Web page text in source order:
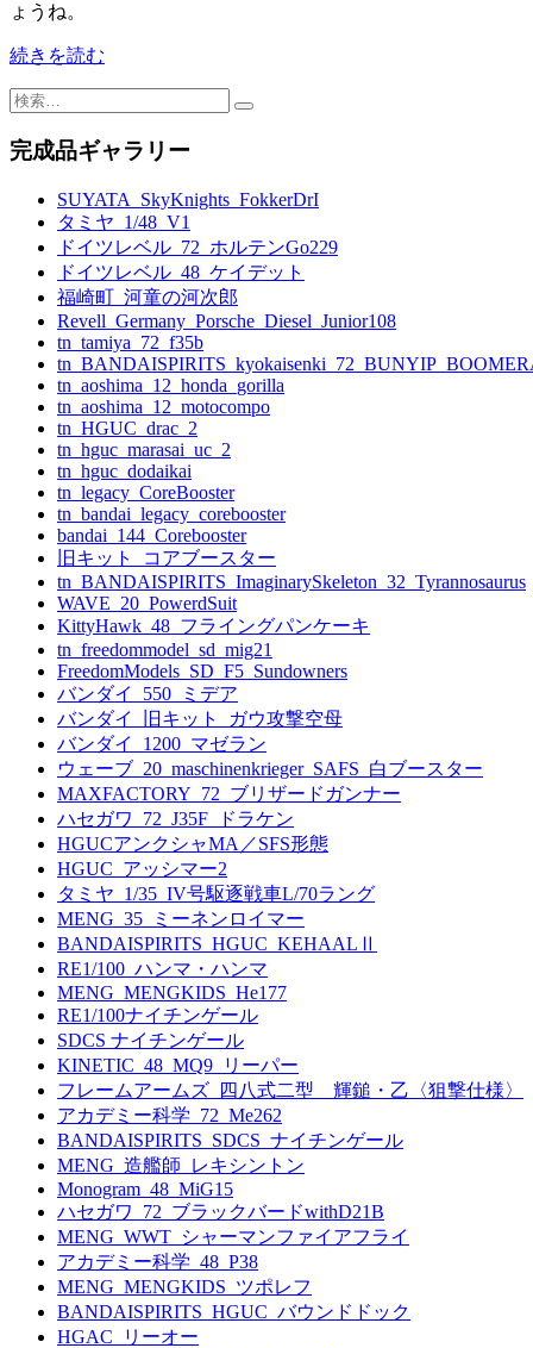
ょうね。
続きを読む
検
完成品ギャラリー
SUYATA_SkyKnights_FokkerDrI
タミヤ_1/48_V1
ドイツレベル_72_ホルテンGo229
ドイツレベル_48_ケイデット
福崎町_河童の河次郎
Revell_Germany_Porsche_Diesel_Junior108
tn_tamiya_72_f35b
tn_aoshima_12_honda_gorilla
tn_aoshima_12_motocompo
tn_HGUC_drac_2
tn_hguc_marasai_uc_2
tn_hguc_dodaikai
tn_legacy_CoreBooster
tn_bandai_legacy_corebooster
bandai_144_Corebooster
旧キット_コアブースター
tn_BANDAISPIRITS_ImaginarySkeleton_32_Tyrannosaurus
WAVE_20_PowerdSuit
KittyHawk_48_フライングパンケーキ
tn_freedommodel_sd_mig21
FreedomModels_SD_F5_Sundowners
バンダイ_550_ミデア
バンダイ_旧キット_ガウ攻撃空母
バンダイ_1200_マゼラン
ウェーブ_20_maschinenkrieger_SAFS_白ブースター
MAXFACTORY_72_ブリザードガンナー
ハセガワ_72_J35F_ドラケン
HGUCアンクシャMA／SFS形態
HGUC_アッシマー2
タミヤ_1/35_IV号駆逐戦車L/70ラング
MENG_35_ミーネンロイマー
BANDAISPIRITS_HGUC_KEHAALⅡ
RE1/100_ハンマ・ハンマ
MENG_MENGKIDS_He177
RE1/100ナイチンゲール
SDCS ナイチンゲール
KINETIC_48_MQ9_リーパー
フレームアームズ_四八式二型 輝鎚・乙〈狙撃仕様〉
アカデミー科学_72_Me262
BANDAISPIRITS_SDCS_ナイチンゲール
MENG_造艦師_レキシントン
Monogram_48_MiG15
ハセガワ_72_ブラックバードwithD21B
MENG_WWT_シャーマンファイアフライ
アカデミー科学_48_P38
MENG_MENGKIDS_ツポレフ
BANDAISPIRITS_HGUC_バウンドドック
HGAC_リーオー